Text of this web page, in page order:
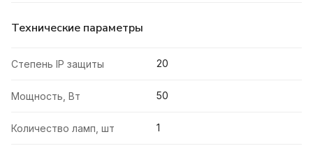
Технические параметры
Степень IP защиты 20
Мощность, Вт 50
Количество ламп, шт 1